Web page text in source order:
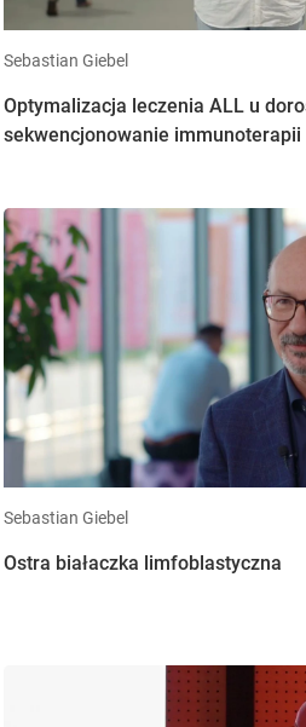
Sebastian Giebel
Optymalizacja leczenia ALL u
sekwencjonowanie immunoterapii
Sebastian Giebel
Ostra białaczka limfoblastyczna